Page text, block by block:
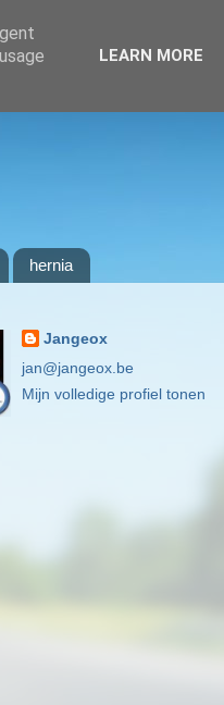
hernia
Jangeox
jan@jangeox.be
Mijn volledige profiel tonen
LEARN MORE